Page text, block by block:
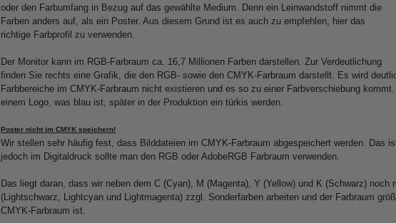
oder den Farbumfang in Bezug auf das gewählte Medium. Denn ein Leinwandstoff nimmt die
Farben anders auf, als ein Poster. Aus diesem Grund ist es auch zu empfehlen, hier das
richtige Farbprofil zu verwenden.
Der Monitor kann im RGB-Farbraum ca. 16,7 Millionen Farben darstellen. Zur Verdeutlichung
finden Sie rechts eine Grafik, die den RGB- sowie den CMYK-Farbraum darstellt. Es wird
Farbbereiche im CMYK-Farbraum nicht existieren und es so zu einer Farbverschiebung
einem Logo, was blau ist, später in der Produktion ein türkis werden.
Poster nicht im CMYK speichern!
Wir stellen sehr häufig fest, dass Bilddateien im CMYK-Farbraum abgespeichert werden. Das
jedoch im Digitaldruck sollte man den RGB oder AdobeRGB Farbraum verwenden.
Das liegt daran, dass wir neben dem C (Cyan), M (Magenta), Y (Yellow) und K (Schwarz) noch
(Lightschwarz, Lightcyan und Lightmagenta) zzgl. Sonderfarben arbeiten und der Farbraum
CMYK-Farbraum ist.